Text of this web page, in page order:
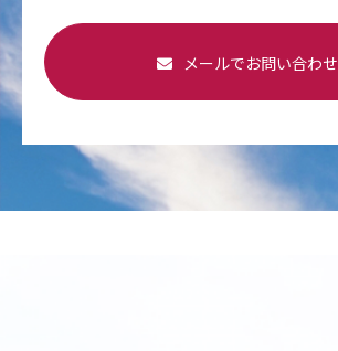
メールでお問い合わせ